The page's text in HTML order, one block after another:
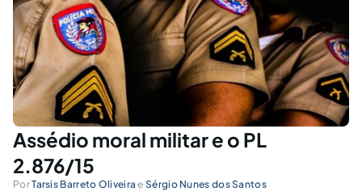
Assédio moral militar e o PL
2.876/15
PorTarsis Barreto Oliveira eSérgio Nunes dos Santos